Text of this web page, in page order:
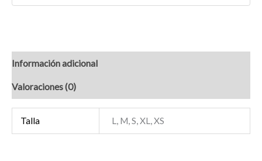
Información adicional
Valoraciones (0)
Talla L, M, S, XL, XS